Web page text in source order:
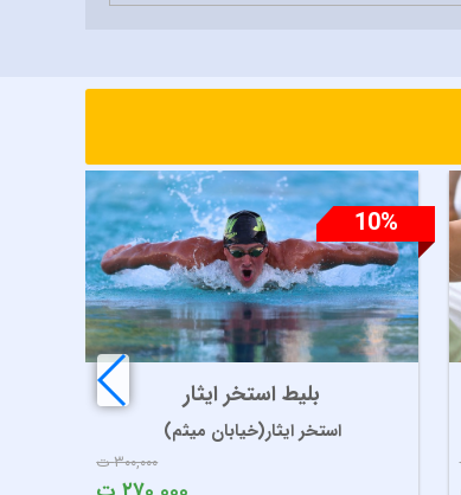
بلیط استخر ایثار
استخر ایثار(خیابان میثم)
10%
۳۰۰,۰۰۰ ت